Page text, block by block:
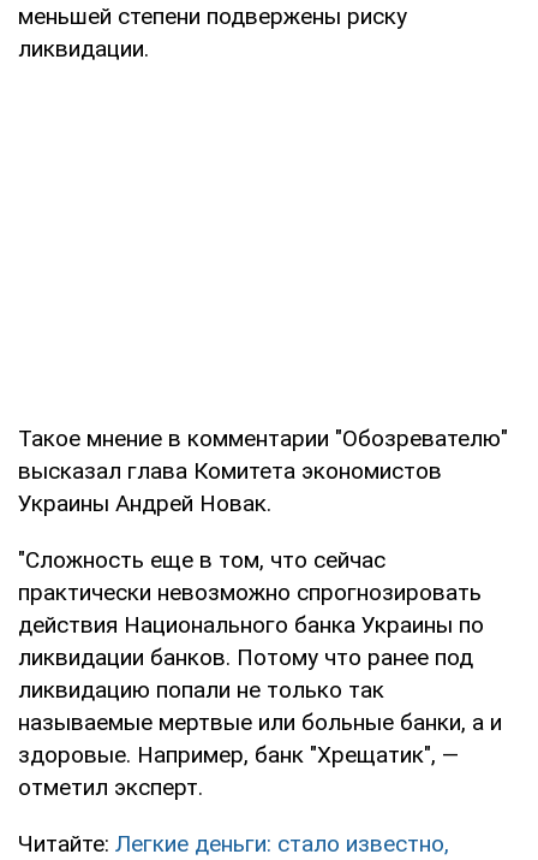
меньшей степени подвержены риску
ликвидации.
Такое мнение в комментарии "Обозревателю"
высказал глава Комитета экономистов
Украины Андрей Новак.
"Сложность еще в том, что сейчас
практически невозможно спрогнозировать
действия Национального банка Украины по
ликвидации банков. Потому что ранее под
ликвидацию попали не только так
называемые мертвые или больные банки, а и
здоровые. Например, банк "Хрещатик", —
отметил эксперт.
Читайте: Легкие деньги: стало известно,